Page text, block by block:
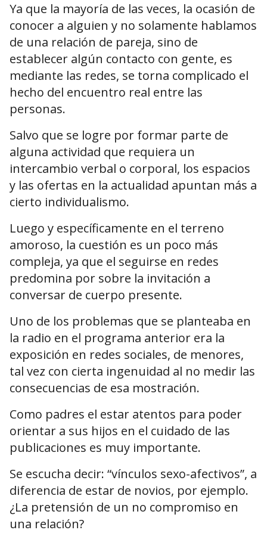
Ya que la mayoría de las veces, la ocasión de
conocer a alguien y no solamente hablamos
de una relación de pareja, sino de
establecer algún contacto con gente, es
mediante las redes, se torna complicado el
hecho del encuentro real entre las
personas.
Salvo que se logre por formar parte de
alguna actividad que requiera un
intercambio verbal o corporal, los espacios
y las ofertas en la actualidad apuntan más a
cierto individualismo.
Luego y específicamente en el terreno
amoroso, la cuestión es un poco más
compleja, ya que el seguirse en redes
predomina por sobre la invitación a
conversar de cuerpo presente.
Uno de los problemas que se planteaba en
la radio en el programa anterior era la
exposición en redes sociales, de menores,
tal vez con cierta ingenuidad al no medir las
consecuencias de esa mostración.
Como padres el estar atentos para poder
orientar a sus hijos en el cuidado de las
publicaciones es muy importante.
Se escucha decir: “vínculos sexo-afectivos”, a
diferencia de estar de novios, por ejemplo.
¿La pretensión de un no compromiso en
una relación?